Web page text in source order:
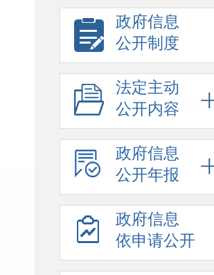
政府信息
公开制度
法定主动
公开内容
政府信息
公开年报
政府信息
依申请公开